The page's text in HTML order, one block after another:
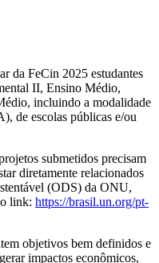
da FeCin 2025 estudantes
II, Ensino Médio,
incluindo a modalidade
de escolas públicas e/ou
submetidos precisam
diretamente relacionados
(ODS) da ONU,
link: https://brasil.un.org/pt-
objetivos bem definidos e
impactos econômicos,